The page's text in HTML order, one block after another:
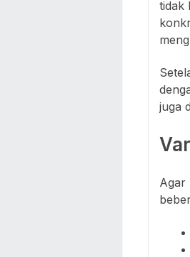
tidak
juga
Agar